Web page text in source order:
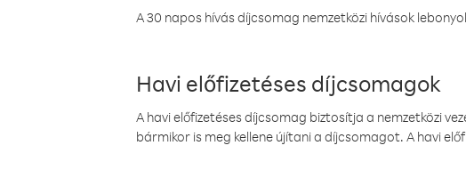
A 30 napos hívás díjcsomag nemzetközi hívások
Havi előfizetéses díjcsomagok
A havi előfizetéses díjcsomag biztosítja a nemzetközi
bármikor is meg kellene újítani a díjcsomagot. A havi